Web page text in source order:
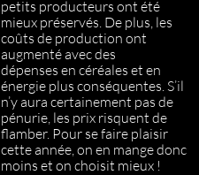
petits producteurs ont été
mieux préservés. De plus, les
coûts de production ont
augmenté avec des
dépenses en céréales et en
énergie plus conséquentes. S’il
n’y aura certainement pas de
pénurie, les prix risquent de
flamber. Pour se faire plaisir
cette année, on en mange donc
moins et on choisit mieux !